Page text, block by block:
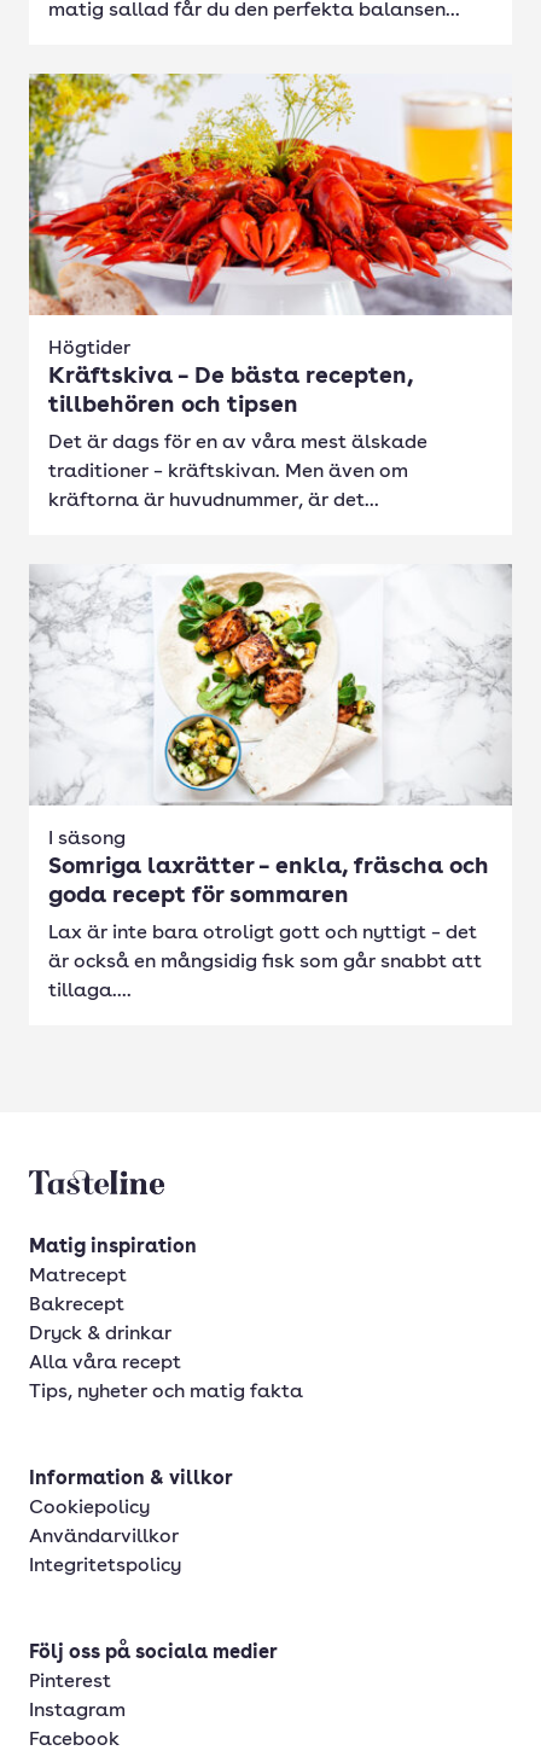
matig sallad får du den perfekta balansen...
Högtider
Kräftskiva – De bästa recepten,
tillbehören och tipsen
Det är dags för en av våra mest älskade
traditioner – kräftskivan. Men även om
kräftorna är huvudnummer, är det...
I säsong
Somriga laxrätter – enkla, fräscha och
goda recept för sommaren
Lax är inte bara otroligt gott och nyttigt – det
är också en mångsidig fisk som går snabbt att
tillaga....
Tasteline startsida
Matig inspiration
Matrecept
Bakrecept
Dryck & drinkar
Alla våra recept
Tips, nyheter och matig fakta
Information & villkor
Cookiepolicy
Användarvillkor
Integritetspolicy
Följ oss på sociala medier
Pinterest
Instagram
Facebook